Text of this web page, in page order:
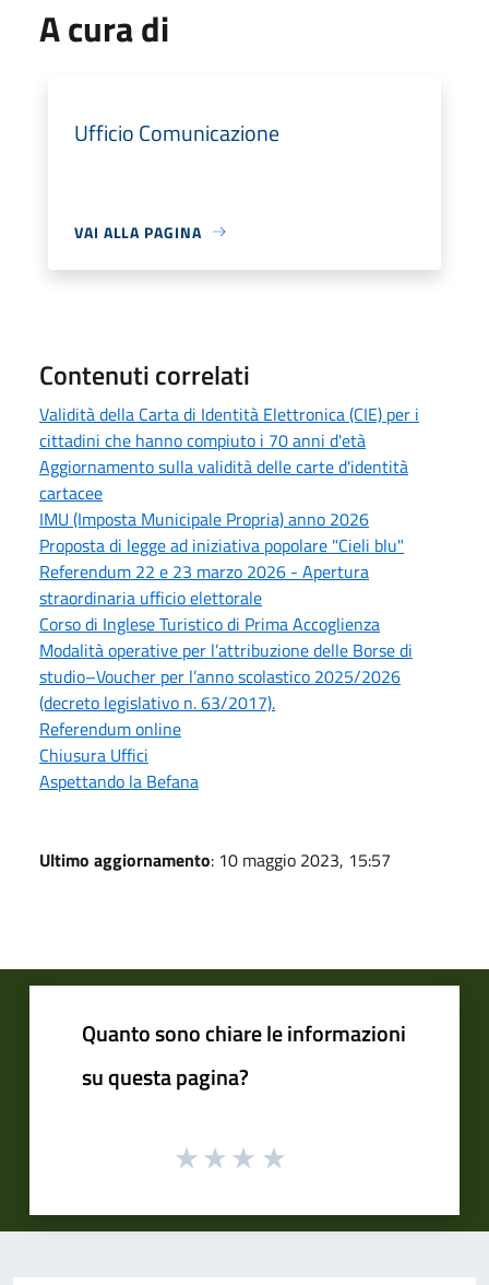
A cura di
Ufficio Comunicazione
VAI ALLA PAGINA
Contenuti correlati
Validità della Carta di Identità Elettronica (CIE) per i
cittadini che hanno compiuto i 70 anni d'età
Aggiornamento sulla validità delle carte d'identità
cartacee
IMU (Imposta Municipale Propria) anno 2026
Proposta di legge ad iniziativa popolare "Cieli blu"
Referendum 22 e 23 marzo 2026 - Apertura
straordinaria ufficio elettorale
Corso di Inglese Turistico di Prima Accoglienza
Modalità operative per l’attribuzione delle Borse di
studio–Voucher per l’anno scolastico 2025/2026
(decreto legislativo n. 63/2017).
Referendum online
Chiusura Uffici
Aspettando la Befana
Ultimo aggiornamento: 10 maggio 2023, 15:57
Quanto sono chiare le informazioni
su questa pagina?